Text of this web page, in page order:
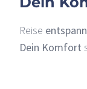
Reise
Dein Komfort